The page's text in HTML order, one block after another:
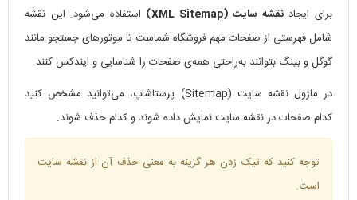
برای ایجادنقشه سایت (XML Sitemap)
استفاده می‌شود. این نقشه
شامل فهرستی از صفحات مهم فروشگاه شماست تا موتورهای جستجو مانند
گوگل و بینگ بتوانند به‌راحتی همه‌ی صفحات را شناسایی و ایندکس کنند.
در ماژول نقشه سایت (Sitemap) پرستاشاپ، می‌توانید مشخص کنید
کدام صفحات در نقشه سایت نمایش داده شوند و کدام حذف شوند.
توجه کنید که تیک زدن هر گزینه به معنی حذف آن از نقشه سایت
است.